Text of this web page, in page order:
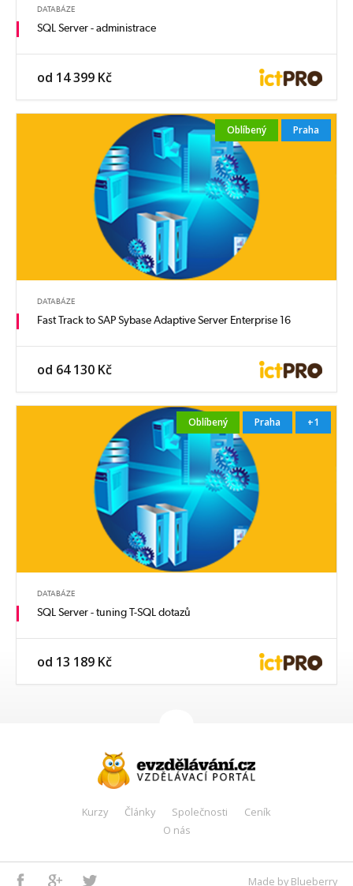
DATABÁZE
SQL Server - administrace
od 14 399 Kč
Oblíbený Praha
DATABÁZE
Fast Track to SAP Sybase Adaptive Server Enterprise 16
od 64 130 Kč
Oblíbený Praha +1
DATABÁZE
SQL Server - tuning T-SQL dotazů
od 13 189 Kč
Kurzy Články Společnosti
Ceník
O nás
Facebook
Google+ Made by Blueberry